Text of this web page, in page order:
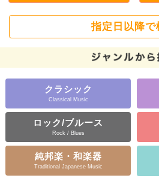
指定日以降で
クラシック
Classical Music
ロック/ブルース
Rock / Blues
純邦楽・和楽器
Traditional Japanese Music